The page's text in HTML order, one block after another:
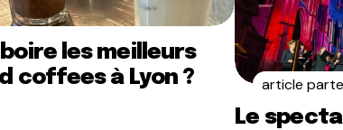
boire les meilleurs
coffees à Lyon ?
article
Le